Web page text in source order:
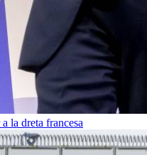
la dreta francesa